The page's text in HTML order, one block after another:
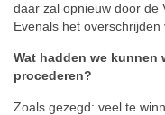
daar zal opnieuw door de
Evenals het
Wat hadden we kunnen
procederen?
Zoals gezegd: veel te